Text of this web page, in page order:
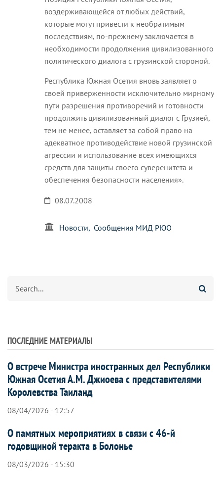
воздерживающейся от любых действий,
которые могут привести к необратимым
последствиям, по-прежнему заключается в
необходимости продолжения цивилизованного
политического диалога с грузинской стороной.
Республика Южная Осетия вновь заявляет о
своей приверженности исключительно мирному
пути разрешения противоречий и готовности
продолжить цивилизованный диалог с Грузией,
тем не менее, оставляет за собой право на
адекватное противодействие новой грузинской
агрессии и использование всех имеющихся
средств для защиты своего суверенитета и
обеспечения безопасности населения».
08.07.2008
Новости Сообщения МИД РЮО
ПОСЛЕДНИЕ МАТЕРИАЛЫ
О встрече Министра иностранных дел Республики
Южная Осетия А.М. Джиоева с представителями
Королевства Таиланд
08/04/2026 - 12:57
О памятных мероприятиях в связи с 46-й
годовщиной теракта в Болонье
08/03/2026 - 15:30